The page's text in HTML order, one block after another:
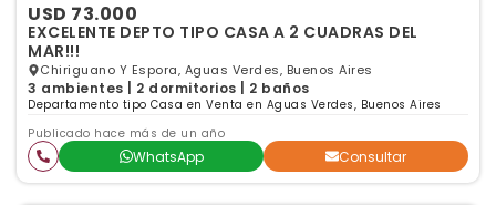
USD 73.000
EXCELENTE DEPTO TIPO CASA A 2 CUADRAS DEL
MAR!!!
Chiriguano Y Espora, Aguas Verdes, Buenos Aires
3 ambientes | 2 dormitorios | 2 baños
Departamento tipo Casa en Venta en Aguas Verdes, Buenos Aires
Publicado hace más de un año
WhatsApp Consultar